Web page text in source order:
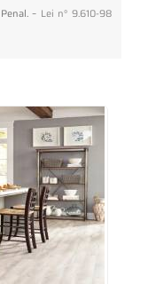
– Lei n° 9.610-98